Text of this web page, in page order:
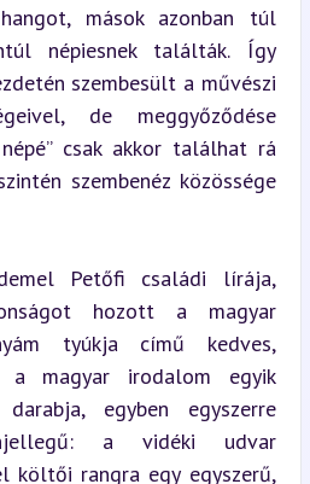
mások azonban túl
népiesnek találták. Így
szembesült a művészi
de meggyőződése
csak akkor találhat rá
szembenéz közössége
Petőfi családi lírája,
hozott a magyar
tyúkja című kedves,
a magyar irodalom egyik
darabja, egyben egyszerre
a vidéki udvar
költői rangra egy egyszerű,